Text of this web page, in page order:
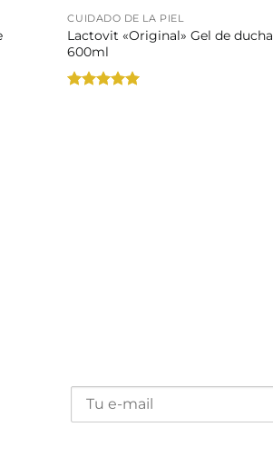
CUIDADO DE LA PIEL
Lactovit «Original» Gel de ducha
600ml